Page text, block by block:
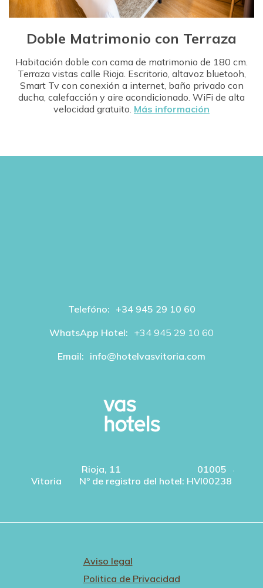
Doble Matrimonio con Terraza
Habitación doble con cama de matrimonio de 180 cm.
Terraza vistas calle Rioja. Escritorio, altavoz bluetooh,
Smart Tv con conexión a internet, baño privado con
ducha, calefacción y aire acondicionado. WiFi de alta
velocidad gratuito. Más información
Telefóno: +34 945 29 10 60
WhatsApp Hotel: +34 945 29 10 60
Email: info@hotelvasvitoria.com
Rioja, 11
01005
Vitoria
Nº de registro del hotel: HVI00238
Aviso legal
Politica de Privacidad